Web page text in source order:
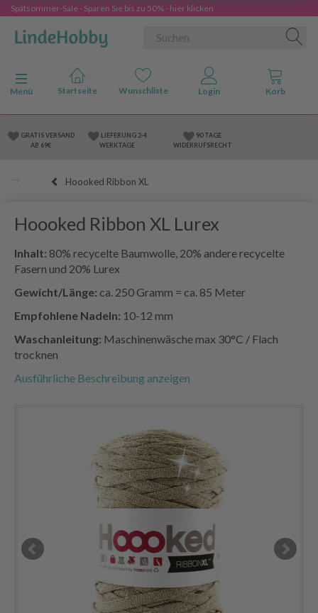
Spätsommer-Sale - Sparen Sie bis zu 50% - hier klicken
Anzeige ändern
Menü
GRATIS VERSAND
AB 69€
LIEFERUNG 2-4
WERKTAGE
90 TAGE
WIDERRUFSRECHT
Hoooked Ribbon XL
Hoooked Ribbon XL Lurex
Inhalt: 80% recycelte Baumwolle, 20% andere recycelte
Fasern und 20% Lurex
Gewicht/Länge: ca. 250 Gramm = ca. 85 Meter
Empfohlene Nadeln: 10-12 mm
Waschanleitung: Maschinenwäsche max 30°C / Flach
trocknen
Ausführliche Beschreibung anzeigen